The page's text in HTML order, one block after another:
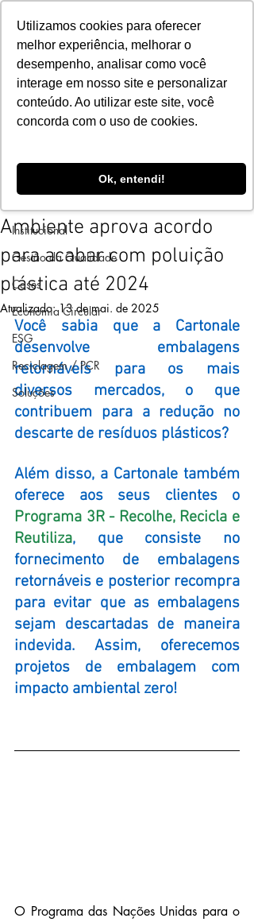
Utilizamos cookies para oferecer
melhor experiência, melhorar o
desempenho, analisar como você
interage em nosso site e personalizar
conteúdo. Ao utilizar este site, você
concorda com o uso de cookies.
Ok, entendi!
Post
Todos os Notícias
Institucional
Gestão da Qualidade
Cases
Economia Circular
ESG
Reciclagem / PCR
Soluções
Assembleia do Meio
Ambiente aprova acordo
para acabar com poluição
plástica até 2024
Programa 3R
2 de mar. de 2022 2 min de leitura
Atualizado:13 de mai. de 2025
Você sabia que a Cartonale
desenvolve embalagens
retornáveis para os mais
diversos mercados, o que
contribuem para a redução no
descarte de resíduos plásticos?
Além disso, a Cartonale também
Programa 3R - Recolhe, Recicla e
Reutiliza, que consiste no
fornecimento de embalagens
retornáveis e posterior recompra
para evitar que as embalagens
sejam descartadas de maneira
indevida. Assim, oferecemos
projetos de embalagem com
impacto ambiental zero!
O Programa das Nações Unidas para o